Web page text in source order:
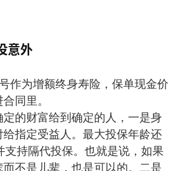
意外
作为增额终身寿险，保单现金价
同里。
的财富给到确定的人，一是身
指定受益人。最大投保年龄还
支持隔代投保。也就是说，如果
不是儿辈，也是可以的。二是